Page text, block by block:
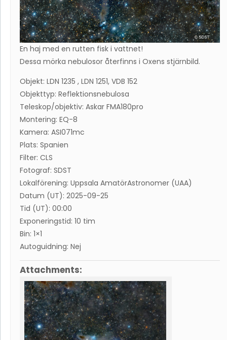
En haj med en rutten fisk i vattnet!
Dessa mörka nebulosor återfinns i Oxens stjärnbild.
Objekt: LDN 1235 , LDN 1251, VDB 152
Objekttyp: Reflektionsnebulosa
Teleskop/objektiv: Askar FMA180pro
Montering: EQ-8
Kamera: ASI071mc
Plats: Spanien
Filter: CLS
Fotograf: SDST
Lokalförening: Uppsala AmatörAstronomer (UAA)
Datum (UT): 2025-09-25
Tid (UT): 00:00
Exponeringstid: 10 tim
Bin: 1×1
Autoguidning: Nej
Attachments: